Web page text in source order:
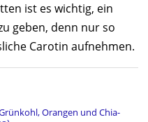
ist es wichtig, ein
geben, denn nur so
Carotin aufnehmen.
Orangen und Chia-